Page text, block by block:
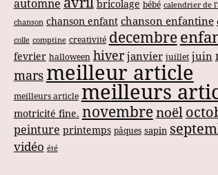
automne bricolage bébé calendrier de
chanson chanson enfant chanson enfantine
colle comptine creativité decembre
fevrier halloween hiver janvier juillet juin
marsmeilleur article
meilleurs article meilleurs
motricité fine. novembrenoël
peinture printemps pâques sapin
vidéo été